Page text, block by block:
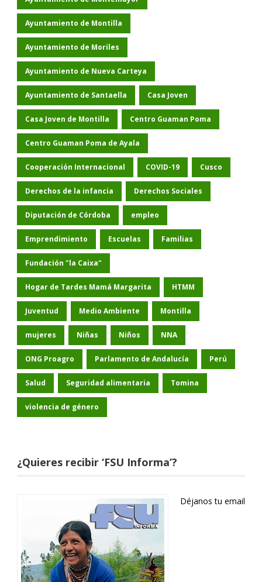
Ayuntamiento de Montilla
Ayuntamiento de Moriles
Ayuntamiento de Nueva Carteya
Ayuntamiento de Santaella Casa Joven
Casa Joven de Montilla Centro Guaman Poma
Centro Guaman Poma de Ayala
Cooperación Internacional COVID-19 Cusco
Derechos de la infancia Derechos Sociales
Diputación de Córdoba empleo
Emprendimiento Escuelas Familias
Fundación "la Caixa"
Hogar de Tardes Mamá Margarita HTMM
Juventud Medio Ambiente Montilla
mujeres Niñas Niños NNA
ONG Proagro Parlamento de Andalucía Perú
Salud Seguridad alimentaria Tomina
violencia de género
¿Quieres recibir ‘FSU Informa’?
Déjanos tu email